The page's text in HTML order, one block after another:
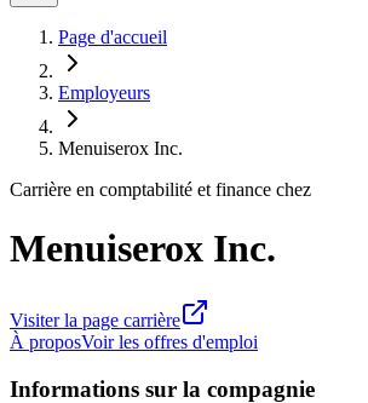
Page d'accueil
Employeurs
Menuiserox Inc.
Carrière en comptabilité et finance chez
Menuiserox Inc.
Visiter la page carrière
À proposVoir les offres d'emploi
Informations sur la compagnie